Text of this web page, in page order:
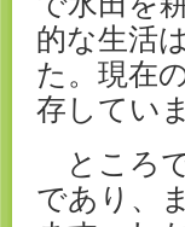
的な生活
た。現在
存してい
ところ
であり、